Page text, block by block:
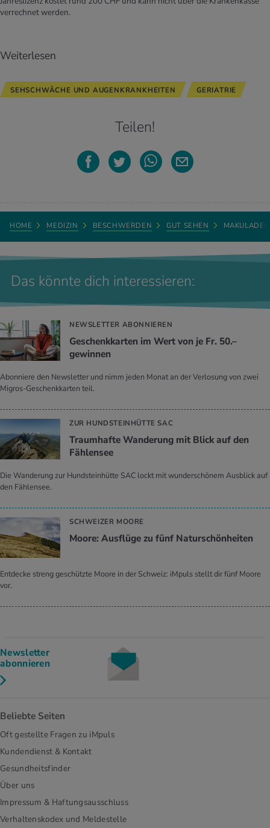
verrechnet werden.
Weiterlesen
SEHSCHWÄCHE UND AUGENKRANKHEITEN GERIATRIE
Teilen!
HOME MEDIZIN BESCHWERDEN GUT SEHEN
Das könnte dich interessieren:
NEWSLETTER ABONNIEREN
Geschenkkarten im Wert von je Fr. 50.–
gewinnen
Abonniere den Newsletter und nimm jeden Monat an der Verlosung von zwei
Migros-Geschenkkarten teil.
ZUR HUNDSTEINHÜTTE SAC
Traumhafte Wanderung mit Blick auf den
Fählensee
Die Wanderung zur Hundsteinhütte SAC lockt mit wunderschönem Ausblick auf
den Fählensee.
SCHWEIZER MOORE
Moore: Ausflüge zu fünf Naturschönheiten
Entdecke streng geschützte Moore in der Schweiz: iMpuls stellt dir fünf Moore
vor.
Newsletter
abonnieren
Beliebte Seiten
Oft gestellte Fragen zu iMpuls
Kundendienst & Kontakt
Gesundheitsfinder
Über uns
Impressum & Haftungsausschluss
Verhaltenskodex und Meldestelle